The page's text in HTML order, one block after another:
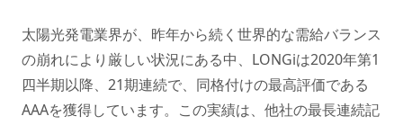
太陽光発電業界が、昨年から続く世界的な需給バランス
の崩れにより厳しい状況にある中、LONGiは2020年第1
四半期以降、21期連続で、同格付けの最高評価である
AAAを獲得しています。この実績は、他社の最長連続記